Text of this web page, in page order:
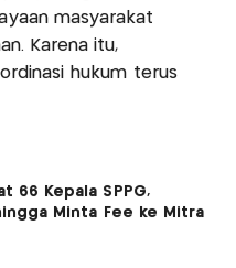
masyarakat
Karena itu,
hukum terus
66 Kepala SPPG,
Minta Fee ke Mitra